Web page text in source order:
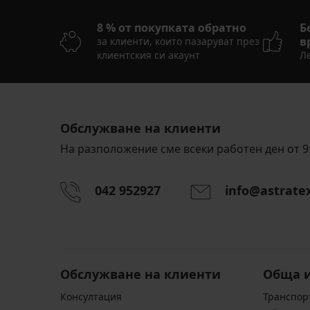
8 % от покупката обратно
за клиенти, които пазаруват през
клиентския си акаунт
Обслужване на клиенти
На разположение сме всеки работен ден от
042 952927
Обслужване на клиенти
Консултация
Обща